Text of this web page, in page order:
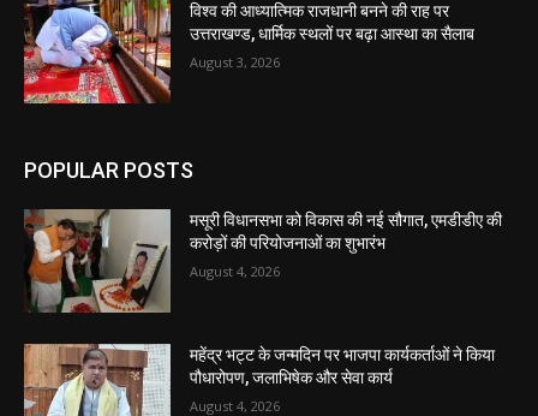
विश्व की आध्यात्मिक राजधानी बनने की राह पर
उत्तराखण्ड, धार्मिक स्थलों पर बढ़ा आस्था का सैलाब
August 3, 2026
POPULAR POSTS
मसूरी विधानसभा को विकास की नई सौगात, एमडीडीए की
करोड़ों की परियोजनाओं का शुभारंभ
August 4, 2026
महेंद्र भट्ट के जन्मदिन पर भाजपा कार्यकर्ताओं ने किया
पौधारोपण, जलाभिषेक और सेवा कार्य
August 4, 2026